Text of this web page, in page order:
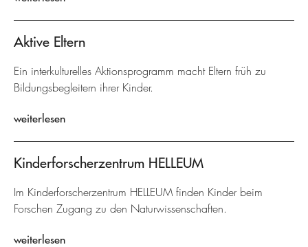
Aktive Eltern
Ein interkulturelles Aktionsprogramm macht Eltern früh zu
Bildungsbegleitern ihrer Kinder.
weiterlesen
Kinderforscherzentrum HELLEUM
Im Kinderforscherzentrum HELLEUM finden Kinder beim
Forschen Zugang zu den Naturwissenschaften.
weiterlesen